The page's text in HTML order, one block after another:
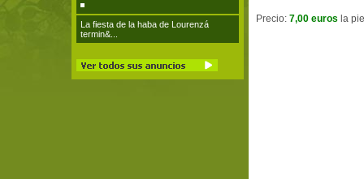
La fiesta de la haba de Lourenzá
termin&...
Precio: 7,00 euros la